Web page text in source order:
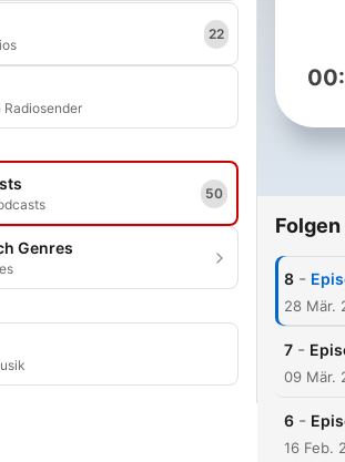
22
Radiosender
50
Genres
Folgen
8 -
28 Mär.
7 -
09 Mär.
6 -
16 Feb.